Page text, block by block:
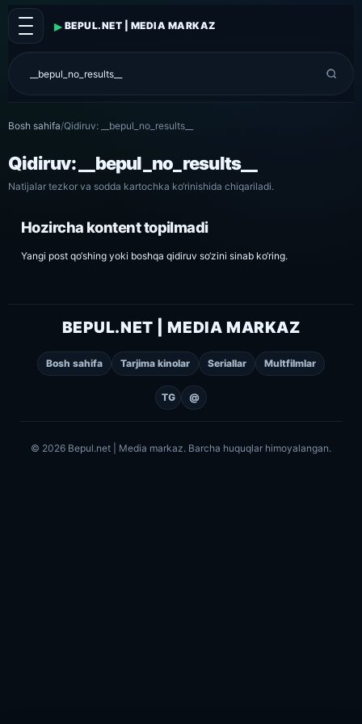
▸ BEPUL.NET | MEDIA MARKAZ
Bosh sahifa/Qidiruv: __bepul_no_results__
Qidiruv: __bepul_no_results__
Natijalar tezkor va sodda kartochka ko‘rinishida chiqariladi.
Hozircha kontent topilmadi
Yangi post qo‘shing yoki boshqa qidiruv so‘zini sinab ko‘ring.
BEPUL.NET | MEDIA MARKAZ
Bosh sahifa Tarjima kinolar Seriallar Multfilmlar
TG @
© 2026 Bepul.net | Media markaz. Barcha huquqlar himoyalangan.